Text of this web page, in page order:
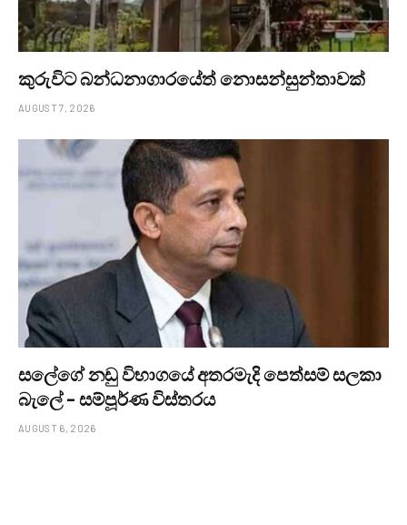
කුරුවිට බන්ධනාගාරයේත් නොසන්සුන්තාවක්
AUGUST 7, 2026
සලේගේ නඩු විභාගයේ අතරමැදි පෙත්සම් සලකා
බැලේ – සම්පූර්ණ විස්තරය
AUGUST 6, 2026